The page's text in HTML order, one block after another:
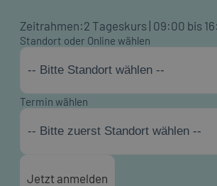
Zeitrahmen:2 Tageskurs | 09:00 bis
Standort oder Online wählen
-- Bitte Standort wählen --
Termin wählen
-- Bitte zuerst Standort wählen --
Jetzt anmelden